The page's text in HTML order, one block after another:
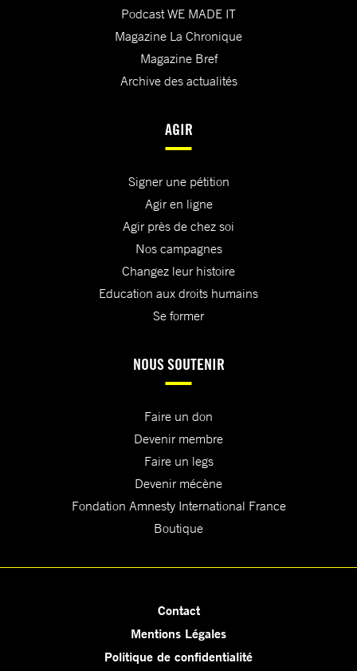
Podcast WE MADE IT
Magazine La Chronique
Magazine Bref
Archive des actualités
AGIR
Signer une pétition
Agir en ligne
Agir près de chez soi
Nos campagnes
Changez leur histoire
Education aux droits humains
Se former
NOUS SOUTENIR
Faire un don
Devenir membre
Faire un legs
Devenir mécène
Fondation Amnesty International France
Boutique
Contact
Mentions Légales
Politique de confidentialité